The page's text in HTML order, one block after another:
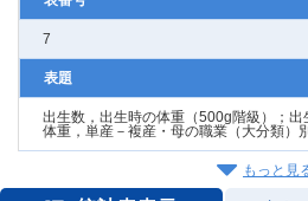
7
表題
出生数，出生時の体重（500g階級）；出
体重，単産－複産・母の職業（大分類）別
もっと見